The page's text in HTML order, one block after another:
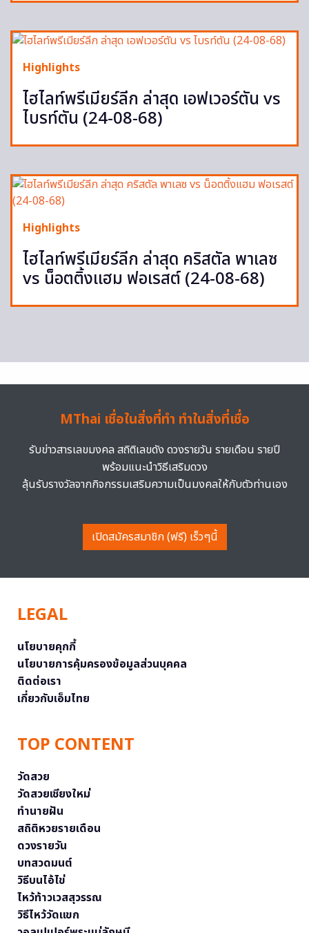
Highlights
ไฮไลท์พรีเมียร์ลีก ล่าสุด เอฟเวอร์ตัน vs
ไบรท์ตัน (24-08-68)
Highlights
ไฮไลท์พรีเมียร์ลีก ล่าสุด คริสตัล พาเลซ
vs น็อตติ้งแฮม ฟอเรสต์ (24-08-68)
MThai เชื่อในสิ่งที่ทำ ทำในสิ่งที่เชื่อ
รับข่าวสารเลขมงคล สถิติเลขดัง ดวงรายวัน รายเดือน รายปี
พร้อมแนะนำวิธีเสริมดวง
ลุ้นรับรางวัลจากกิจกรรมเสริมความเป็นมงคลให้กับตัวท่านเอง
เปิดสมัครสมาชิก (ฟรี) เร็วๆนี้
LEGAL
นโยบายคุกกี้
นโยบายการคุ้มครองข้อมูลส่วนบุคคล
ติดต่อเรา
เกี่ยวกับเอ็มไทย
TOP CONTENT
วัดสวย
วัดสวยเชียงใหม่
ทำนายฝัน
สถิติหวยรายเดือน
ดวงรายวัน
บทสวดมนต์
วิธีบนไอ้ไข่
ไหว้ท้าวเวสสุวรรณ
วิธีไหว้วัดแขก